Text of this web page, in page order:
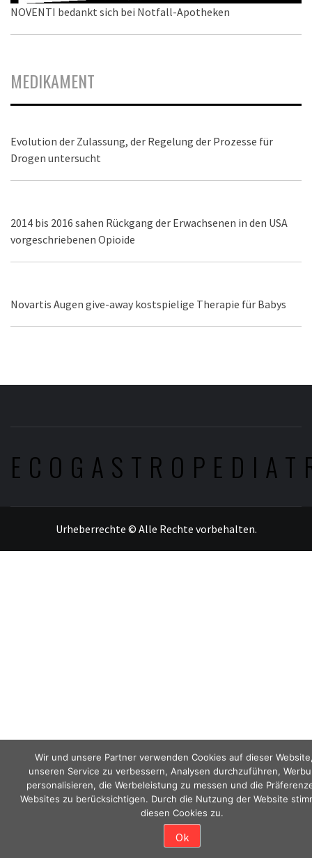
NOVENTI bedankt sich bei Notfall-Apotheken
MEDIKAMENT
Evolution der Zulassung, der Regelung der Prozesse für
Drogen untersucht
2014 bis 2016 sahen Rückgang der Erwachsenen in den USA
vorgeschriebenen Opioide
Novartis Augen give-away kostspielige Therapie für Babys
Urheberrechte © Alle Rechte vorbehalten.
Wir und unsere Partner verwenden Cookies auf dieser
unseren Service zu verbessern, Analysen durchzuführen,
personalisieren, die Werbeleistung zu messen und die
Websites zu berücksichtigen. Durch die Nutzung der Website
diesen Cookies zu.
Ok